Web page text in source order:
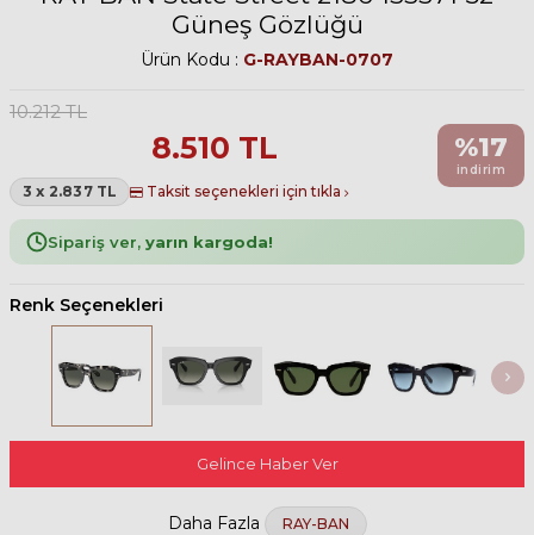
Güneş Gözlüğü
Ürün Kodu : G-RAYBAN-0707
10.212TL
8.510 TL
3 x 2.837 TL Taksit seçenekleri için tıkla
%17
indirim
Sipariş ver, yarın kargoda!
Renk Seçenekleri
Gelince Haber Ver
Daha Fazla RAY-BAN